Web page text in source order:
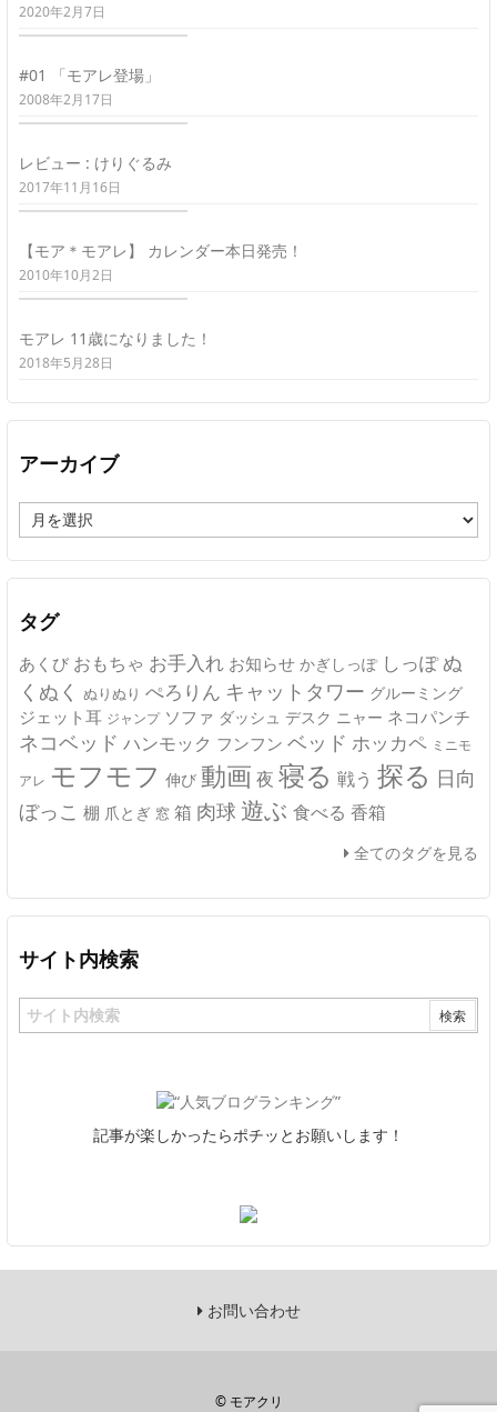
2020年2月7日
#01 「モアレ登場」
2008年2月17日
レビュー : けりぐるみ
2017年11月16日
【モア＊モアレ】 カレンダー本日発売！
2010年10月2日
モアレ 11歳になりました！
2018年5月28日
アーカイブ
ー
カ
イ
タグ
あくび おもちゃ お手入れ お知らせ かぎしっぽ しっぽ ぬ
くぬく ぬりぬり ぺろりん キャットタワー グルーミング
ジェット耳 ジャンプ ソファ ダッシュ デスク ニャー ネコパンチ
ネコベッド ハンモック フンフン ベッド ホッカペ ミニモ
アレ モフモフ 伸び 動画 夜 寝る 戦う 探る 日向
ぼっこ 棚 爪とぎ 窓 箱 肉球 遊ぶ 食べる 香箱
全てのタグを見る
サイト内検索
記事が楽しかったらポチッとお願いします！
お問い合わせ
© モアクリ